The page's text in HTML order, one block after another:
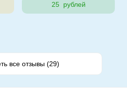
25 рублей
все отзывы (29)